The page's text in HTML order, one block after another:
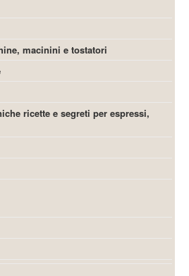
macinini e tostatori
ricette e segreti per espressi,